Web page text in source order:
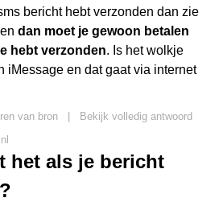
bericht hebt verzonden dan zie
dan moet je gewoon betalen
hebt verzonden. Is het wolkje
iMessage en dat gaat via internet
van bron
Bekijk volledig antwoord
het als je bericht